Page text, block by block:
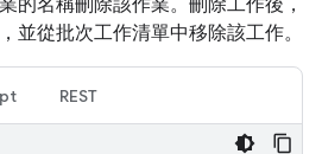
並從批次工作清單中移除該工作。
REST